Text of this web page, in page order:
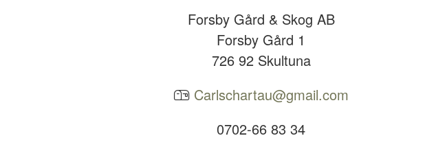
Forsby Gård & Skog AB
Forsby Gård 1
726 92 Skultuna
Carlschartau@gmail.com
0702-66 83 34